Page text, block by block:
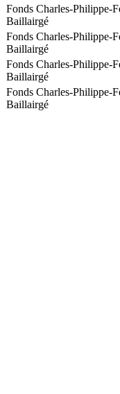
Fonds Charles-Philippe-
Baillairgé
Fonds Charles-Philippe-
Baillairgé
Fonds Charles-Philippe-
Baillairgé
Fonds Charles-Philippe-
Baillairgé